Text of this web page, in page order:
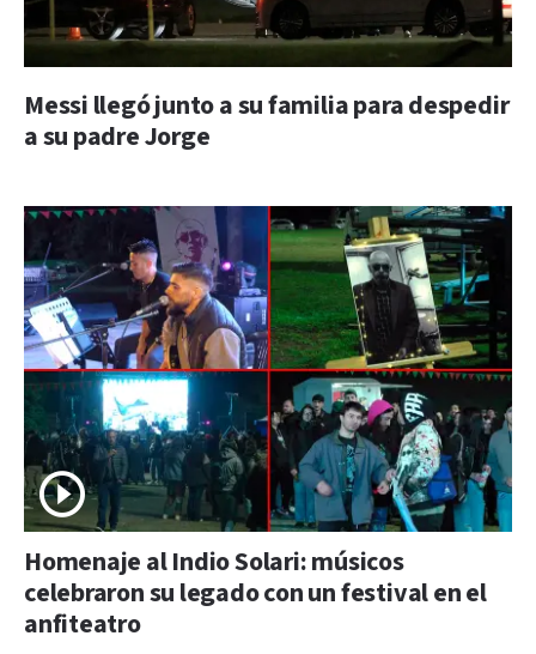
Messi llegó junto a su familia para despedir
a su padre Jorge
Homenaje al Indio Solari: músicos
celebraron su legado con un festival en el
anfiteatro